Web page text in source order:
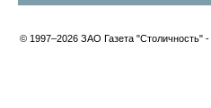
© 1997–2026 ЗАО Газета "Столичность" -